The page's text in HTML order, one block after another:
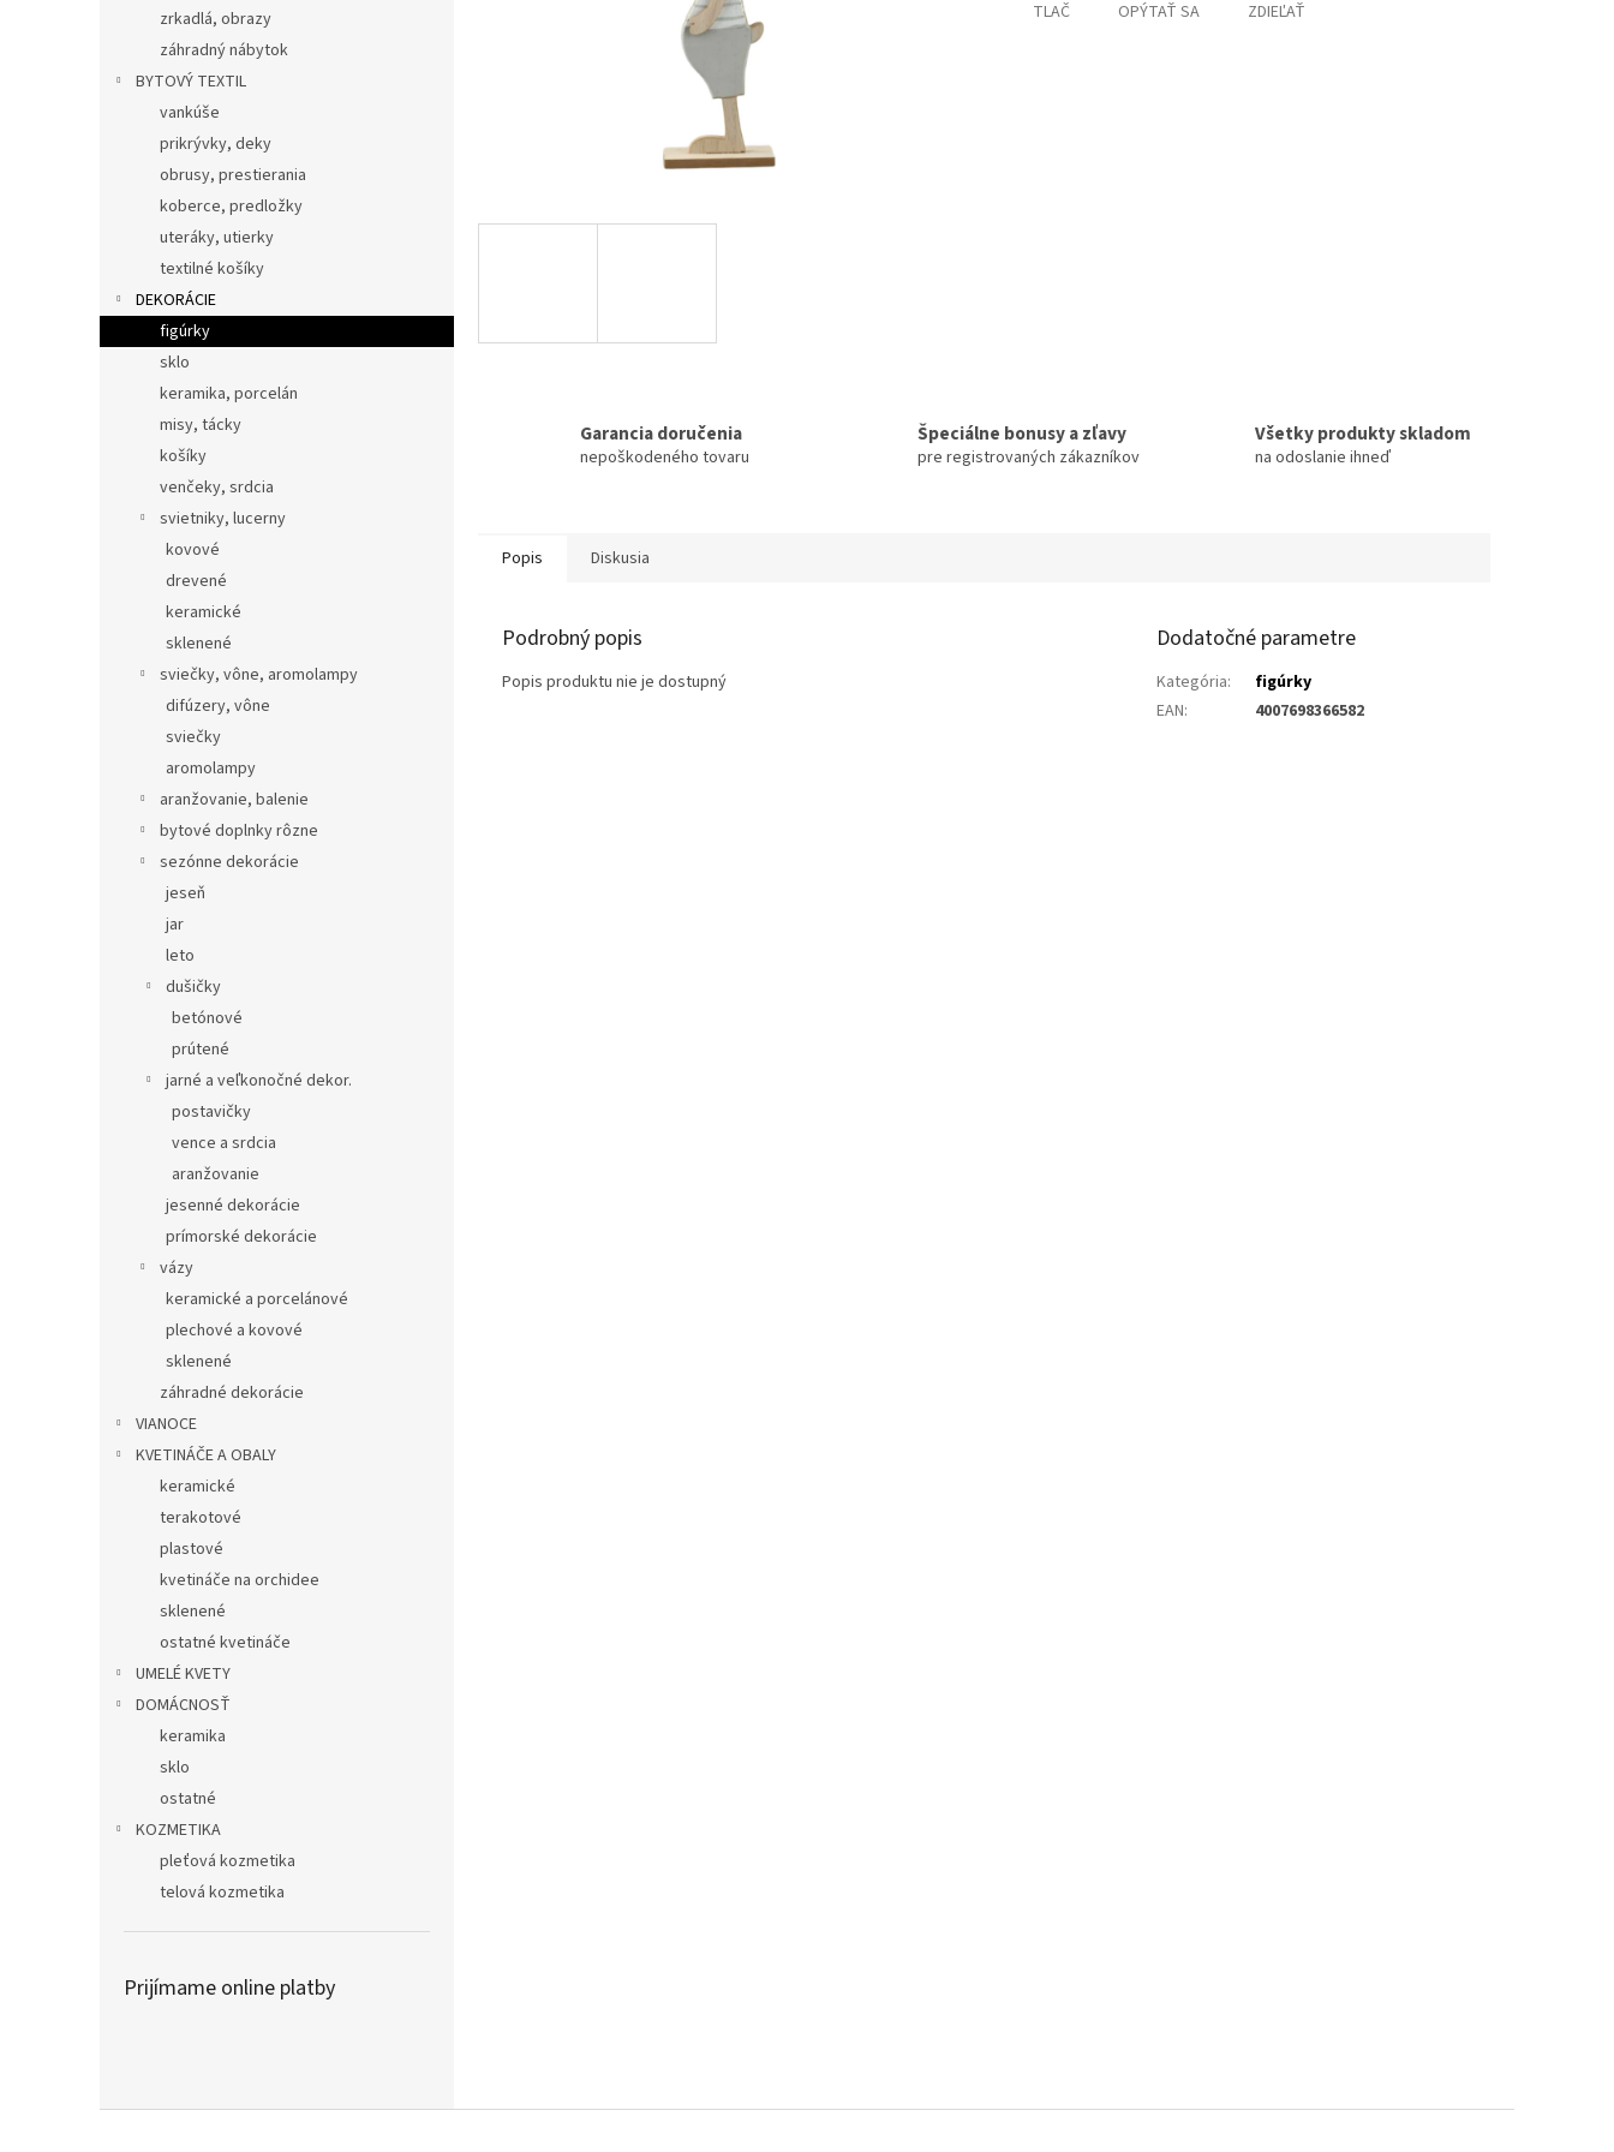
zrkadlá, obrazy
záhradný nábytok
BYTOVÝ TEXTIL
vankúše
prikrývky, deky
obrusy, prestierania
koberce, predložky
uteráky, utierky
textilné košíky
DEKORÁCIE
figúrky
sklo
keramika, porcelán
misy, tácky
košíky
venčeky, srdcia
svietniky, lucerny
kovové
drevené
keramické
sklenené
sviečky, vône, aromolampy
difúzery, vône
sviečky
aromolampy
aranžovanie, balenie
bytové doplnky rôzne
sezónne dekorácie
jeseň
jar
leto
dušičky
betónové
prútené
jarné a veľkonočné dekor.
postavičky
vence a srdcia
aranžovanie
jesenné dekorácie
prímorské dekorácie
vázy
keramické a porcelánové
plechové a kovové
sklenené
záhradné dekorácie
VIANOCE
KVETINÁČE A OBALY
keramické
terakotové
plastové
kvetináče na orchidee
sklenené
ostatné kvetináče
UMELÉ KVETY
DOMÁCNOSŤ
keramika
sklo
ostatné
KOZMETIKA
pleťová kozmetika
telová kozmetika
Prijímame online platby
TLAČ OPÝTAŤ SA ZDIEĽAŤ
Garancia doručenia
nepoškodeného tovaru
Špeciálne bonusy a zľavy
pre registrovaných zákazníkov
Všetky produkty skladom
na odoslanie ihneď
Popis Diskusia
Podrobný popis
Popis produktu nie je dostupný
Dodatočné parametre
Kategória:
figúrky
EAN: 4007698366582